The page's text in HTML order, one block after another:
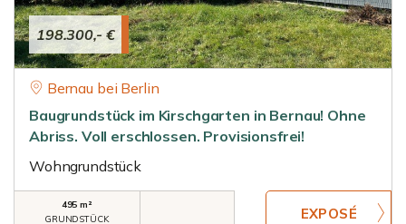
198.300,- €
Bernau bei Berlin
Baugrundstück im Kirschgarten in Bernau! Ohne
Abriss. Voll erschlossen. Provisionsfrei!
Wohngrundstück
495 m²
GRUNDSTÜCK